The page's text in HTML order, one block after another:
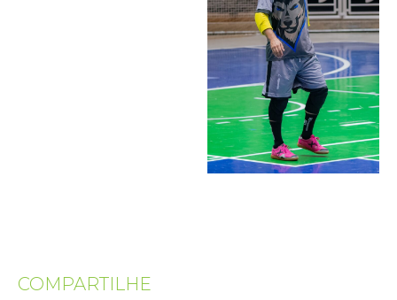
COMPARTILHE